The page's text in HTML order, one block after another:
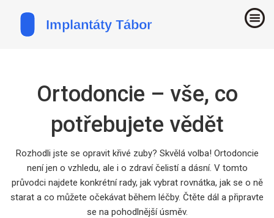
Ortodoncie – vše, co
potřebujete vědět
Rozhodli jste se opravit křivé zuby? Skvělá volba! Ortodoncie
není jen o vzhledu, ale i o zdraví čelistí a dásní. V tomto
průvodci najdete konkrétní rady, jak vybrat rovnátka, jak se o ně
starat a co můžete očekávat během léčby. Čtěte dál a připravte
se na pohodlnější úsměv.